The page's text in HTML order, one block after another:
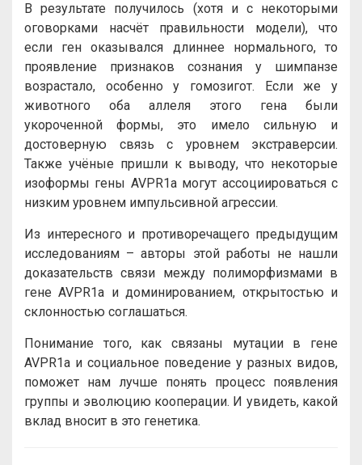
В результате получилось (хотя и с некоторыми
оговорками насчёт правильности модели), что
если ген оказывался длиннее нормального, то
проявление признаков сознания у шимпанзе
возрастало, особенно у гомозигот. Если же у
животного оба аллеля этого гена были
укороченной формы, это имело сильную и
достоверную связь с уровнем экстраверсии.
Также учёные пришли к выводу, что некоторые
изоформы гены AVPR1a могут ассоциироваться с
низким уровнем импульсивной агрессии.
Из интересного и противоречащего предыдущим
исследованиям – авторы этой работы не нашли
доказательств связи между полиморфизмами в
гене AVPR1a и доминированием, открытостью и
склонностью соглашаться.
Понимание того, как связаны мутации в гене
AVPR1a и социальное поведение у разных видов,
поможет нам лучше понять процесс появления
группы и эволюцию кооперации. И увидеть, какой
вклад вносит в это генетика.